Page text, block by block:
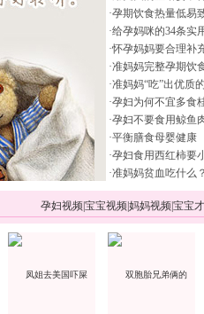
·孕期饮食热量低易
·给孕妈咪的34条实
·怀孕妈妈要合理补
·准妈妈完整孕期饮
·准妈妈“吃”出优质
·孕妇为何不宜多食
·孕妇不要食用鲸鱼
·平衡膳食母婴健康
·孕妇食用西红柿要
·准妈妈贫血吃什么？
孕妇视频宝宝视频妈妈视频宝宝